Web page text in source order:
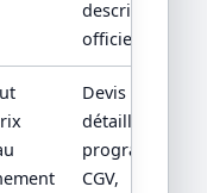
descriptif
officiel.
Devis
détaillé,
programme,
CGV,